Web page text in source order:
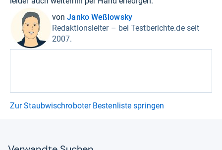
vonJanko Weßlowsky
Redaktionsleiter – bei Testberichte.de seit
2007.
Zur Staubwischroboter Bestenliste springen